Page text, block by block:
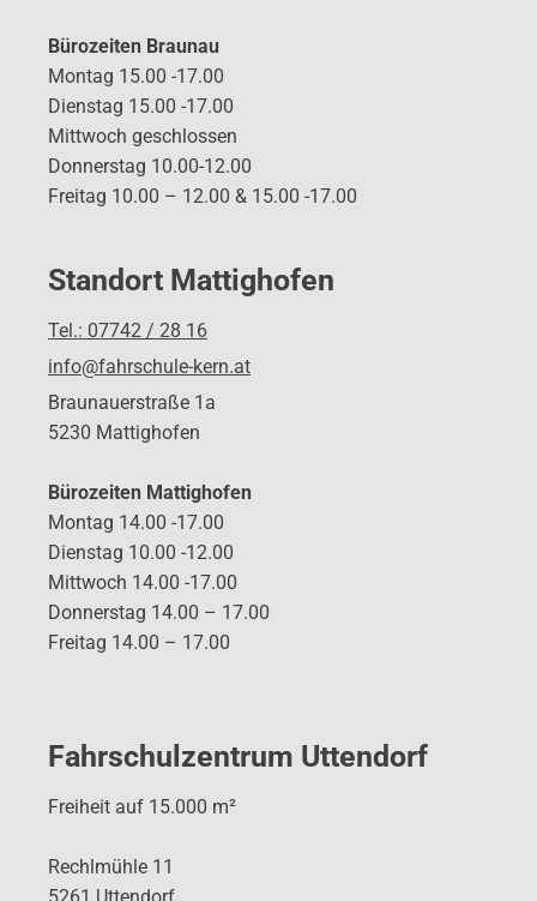
Bürozeiten Braunau
Montag 15.00 -17.00
Dienstag 15.00 -17.00
Mittwoch geschlossen
Donnerstag 10.00-12.00
Freitag 10.00 – 12.00 & 15.00 -17.00
Standort Mattighofen
Tel.: 07742 / 28 16
info@fahrschule-kern.at
Braunauerstraße 1a
5230 Mattighofen
Bürozeiten Mattighofen
Montag 14.00 -17.00
Dienstag 10.00 -12.00
Mittwoch 14.00 -17.00
Donnerstag 14.00 – 17.00
Freitag 14.00 – 17.00
Fahrschulzentrum Uttendorf
Freiheit auf 15.000 m²
Rechlmühle 11